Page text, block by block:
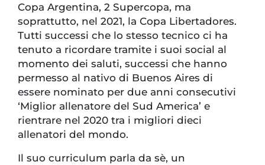
Copa Argentina, 2 Supercopa, ma
soprattutto, nel 2021, la Copa Libertadores.
Tutti successi che lo stesso tecnico ci ha
tenuto a ricordare tramite i suoi social al
momento dei saluti, successi che hanno
permesso al nativo di Buenos Aires di
essere nominato per due anni consecutivi
‘Miglior allenatore del Sud America’ e
rientrare nel 2020 tra i migliori dieci
allenatori del mondo.
Il suo curriculum parla da sè, un